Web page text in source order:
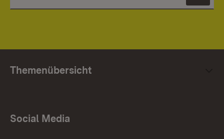
Themenübersicht
Social Media